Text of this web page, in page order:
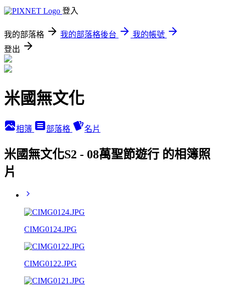
登入
我的部落格 我的部落格後台
我的帳號
登出
米國無文化
相簿 部落格 名片
米國無文化S2 - 08萬聖節遊行 的相簿照
片
CIMG0124.JPG
CIMG0122.JPG